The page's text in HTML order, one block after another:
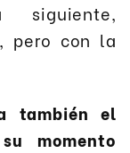
pero con la
también el
momento